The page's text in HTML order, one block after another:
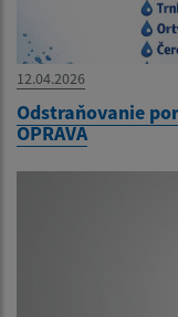
12.04.2026
Odstraňovanie
OPRAVA